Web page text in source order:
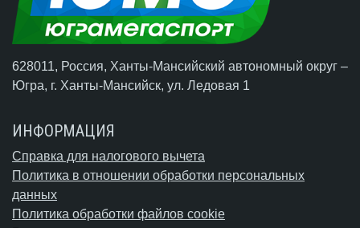
628011, Россия, Ханты-Мансийский автономный округ –
Югра, г. Ханты-Мансийск, ул. Ледовая 1
ИНФОРМАЦИЯ
Справка для налогового вычета
Политика в отношении обработки персональных
данных
Политика обработки файлов cookie